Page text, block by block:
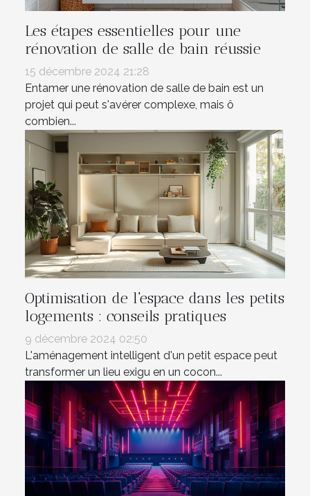
Les étapes essentielles pour une
rénovation de salle de bain réussie
15 décembre 2024 21:28
Entamer une rénovation de salle de bain est un
projet qui peut s'avérer complexe, mais ô
combien...
Optimisation de l'espace dans les petits
logements : conseils pratiques
9 décembre 2024 02:50
L'aménagement intelligent d'un petit espace peut
transformer un lieu exigu en un cocon...